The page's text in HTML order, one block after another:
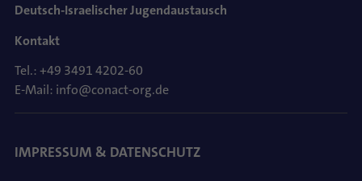
Deutsch-Israelischer Jugendaustausch
Kontakt
Tel.: +49 3491 4202-60
E-Mail: info@conact-org.de
IMPRESSUM & DATENSCHUTZ